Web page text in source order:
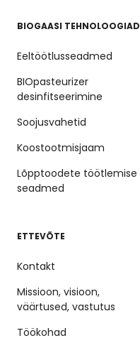
BIOGAASI TEHNOLOOGIAD
Eeltöötlusseadmed
BIOpasteurizer
desinfitseerimine
Soojusvahetid
Koostootmisjaam
Lõpptoodete töötlemise
seadmed
ETTEVÕTE
Kontakt
Missioon, visioon,
väärtused, vastutus
Töökohad